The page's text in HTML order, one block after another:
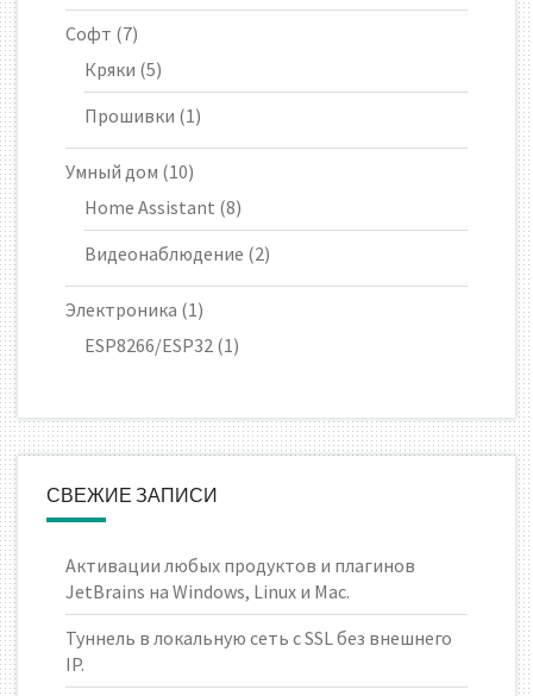
Софт (7)
Кряки (5)
Прошивки (1)
Умный дом (10)
Home Assistant (8)
Видеонаблюдение (2)
Электроника (1)
ESP8266/ESP32 (1)
СВЕЖИЕ ЗАПИСИ
Активации любых продуктов и плагинов
JetBrains на Windows, Linux и Mac.
Туннель в локальную сеть с SSL без внешнего
IP.